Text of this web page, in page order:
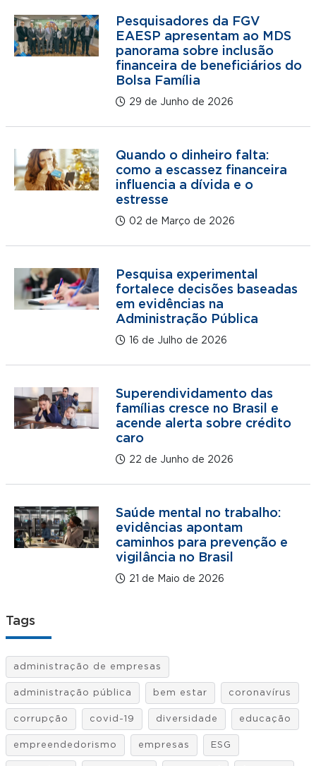
Pesquisadores da FGV
EAESP apresentam ao MDS
panorama sobre inclusão
financeira de beneficiários do
Bolsa Família
29 de Junho de 2026
Quando o dinheiro falta:
como a escassez financeira
influencia a dívida e o
estresse
02 de Março de 2026
Pesquisa experimental
fortalece decisões baseadas
em evidências na
Administração Pública
16 de Julho de 2026
Superendividamento das
famílias cresce no Brasil e
acende alerta sobre crédito
caro
22 de Junho de 2026
Saúde mental no trabalho:
evidências apontam
caminhos para prevenção e
vigilância no Brasil
21 de Maio de 2026
Tags
administração de empresas
administração pública bem estar coronavírus
corrupção covid-19 diversidade educação
empreendedorismo empresas ESG